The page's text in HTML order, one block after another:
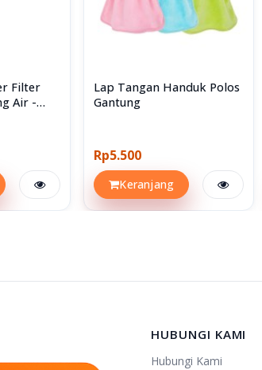
Filter
Air -
Lap Tangan Handuk Polos
Gantung
Rp5.500
Keranjang
HUBUNGI KAMI
Hubungi Kami